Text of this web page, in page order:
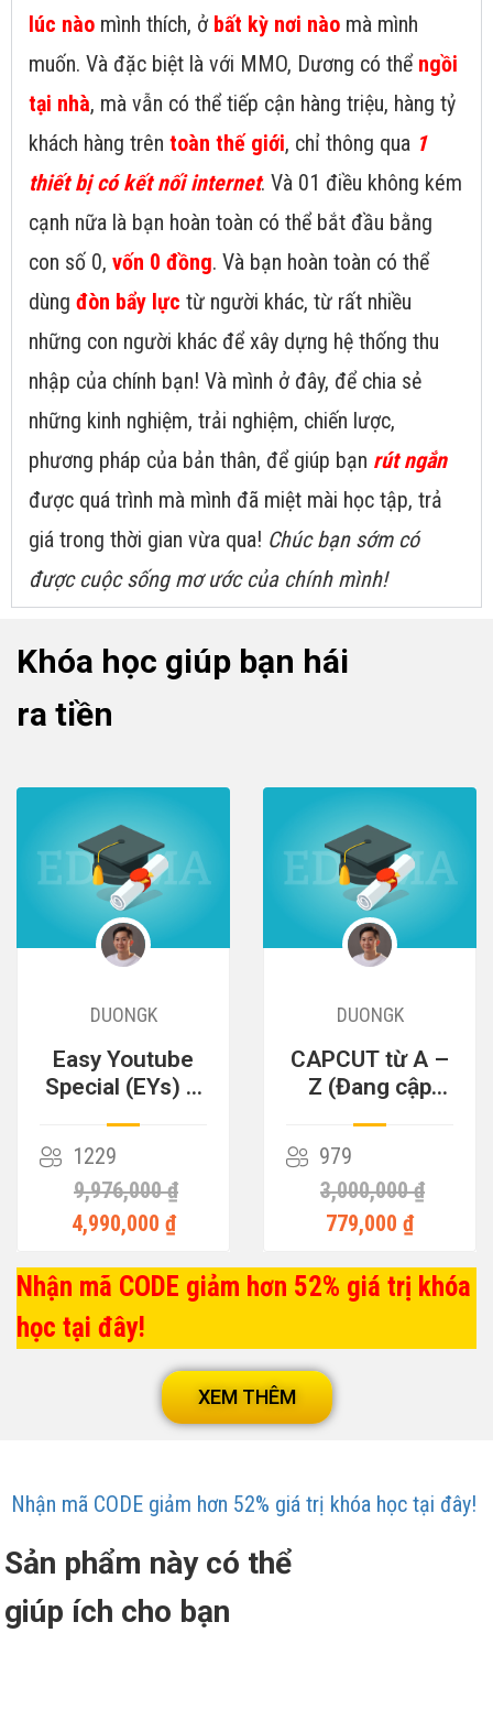
lúc nào mình thích, ở bất kỳ nơi nào mà mình
muốn. Và đặc biệt là với MMO, Dương có thể ngồi
tại nhà, mà vẫn có thể tiếp cận hàng triệu, hàng tỷ
khách hàng trên toàn thế giới, chỉ thông qua 1
thiết bị có kết nối internet. Và 01 điều không kém
cạnh nữa là bạn hoàn toàn có thể bắt đầu bằng
con số 0, vốn 0 đồng. Và bạn hoàn toàn có thể
dùng đòn bẩy lực từ người khác, từ rất nhiều
những con người khác để xây dựng hệ thống thu
nhập của chính bạn! Và mình ở đây, để chia sẻ
những kinh nghiệm, trải nghiệm, chiến lược,
phương pháp của bản thân, để giúp bạn rút ngắn
được quá trình mà mình đã miệt mài học tập, trả
giá trong thời gian vừa qua! Chúc bạn sớm có
được cuộc sống mơ ước của chính mình!
Khóa học giúp bạn hái
ra tiền
DUONGK
Easy Youtube
Special (EYs) –
Tiền
1229
9,976,000 ₫
4,990,000 ₫
DUONGK
CAPCUT từ A –
Z (Đang cập
979
3,000,000 ₫
779,000 ₫
Nhận mã CODE giảm hơn 52% giá trị khóa
học tại đây!
XEM THÊM
Nhận mã CODE giảm hơn 52% giá trị khóa học tại đây!
Sản phẩm này có thể
giúp ích cho bạn